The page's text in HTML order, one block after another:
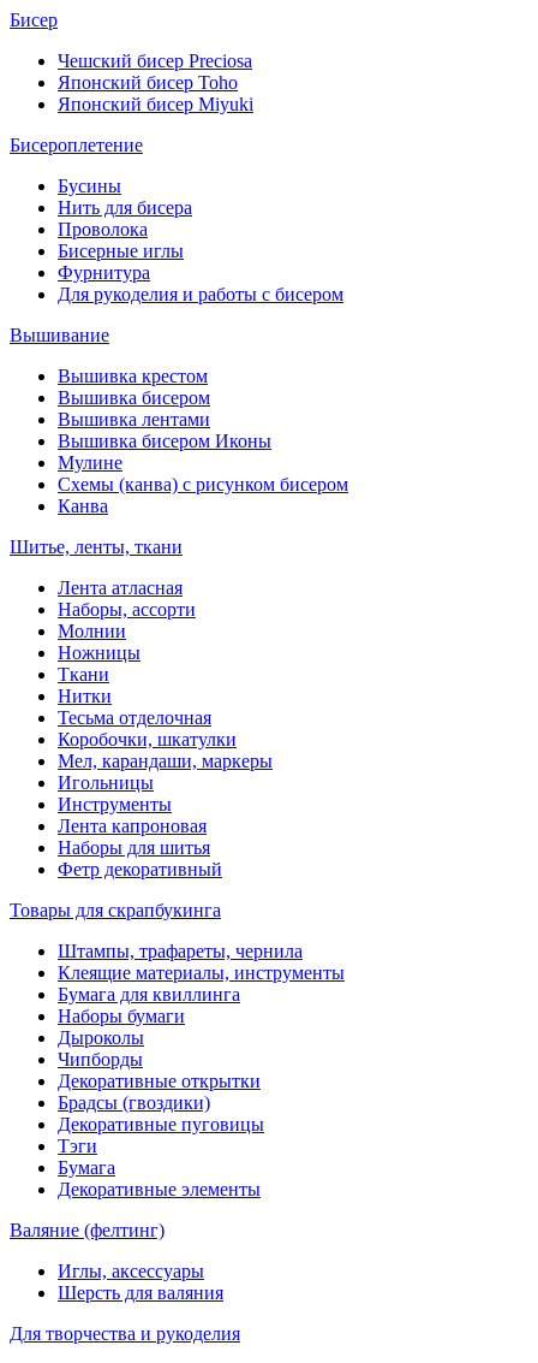
Бисер
Чешский бисер Preciosa
Японский бисер Toho
Японский бисер Miyuki
Бисероплетение
Бусины
Нить для бисера
Проволока
Бисерные иглы
Фурнитура
Для рукоделия и работы с бисером
Вышивание
Вышивка крестом
Вышивка бисером
Вышивка лентами
Вышивка бисером Иконы
Мулине
Схемы (канва) с рисунком бисером
Канва
Шитье, ленты, ткани
Лента атласная
Наборы, ассорти
Молнии
Ножницы
Ткани
Нитки
Тесьма отделочная
Коробочки, шкатулки
Мел, карандаши, маркеры
Игольницы
Инструменты
Лента капроновая
Наборы для шитья
Фетр декоративный
Товары для скрапбукинга
Штампы, трафареты, чернила
Клеящие материалы, инструменты
Бумага для квиллинга
Наборы бумаги
Дыроколы
Чипборды
Декоративные открытки
Брадсы (гвоздики)
Декоративные пуговицы
Тэги
Бумага
Декоративные элементы
Валяние (фелтинг)
Иглы, аксессуары
Шерсть для валяния
Для творчества и рукоделия